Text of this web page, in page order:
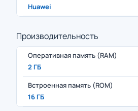
Huawei
Производительность
Оперативная память (RAM)
2 ГБ
Встроенная память (ROM)
16 ГБ